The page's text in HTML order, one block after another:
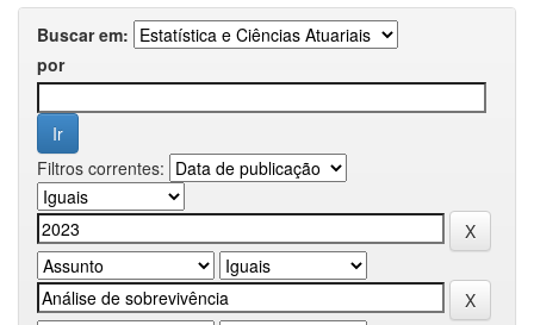
Buscar em:
por
Filtros correntes: